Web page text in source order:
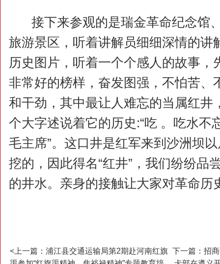
接下来参观的是瑞金革命纪念馆
旅游景区，听着讲解员细细深情的讲
历史图片，听着一个个感人的故事，
非常好的榜样，奋发图强，不怕苦、
和干劲，其中最让人难忘的当属红井
个大字述说着它的历史:“吃 。吃水不
毛主席”。这口井是红军来到沙洲坝
挖的，因此得名“红井”，我们纷纷品
的井水。亲身的接触让大家对革命历
<上一篇：浦江县交通运输局第2期赴河南红旗 下一篇：招